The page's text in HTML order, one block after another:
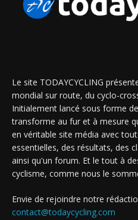
Le site TODAYCYCLING
mondial sur route, du cyclo-
Initialement lancé sous forme
transforme au fur et à mesure
en véritable site média avec
essentielles, des résultats, des
ainsi qu'un forum. Et le tout à
cyclisme, comme nous le
Envie de rejoindre notre
contact@todaycycling.com